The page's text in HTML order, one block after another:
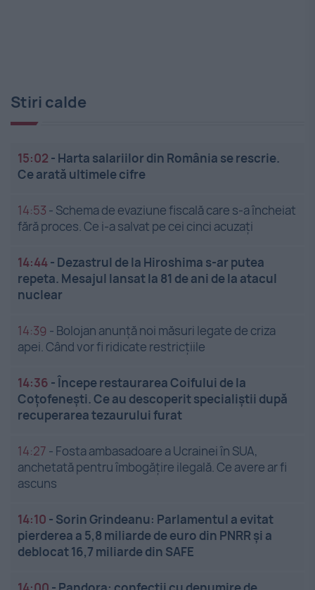
Stiri calde
15:02 - Harta salariilor din România se rescrie.
Ce arată ultimele cifre
14:53 - Schema de evaziune fiscală care s-a încheiat
fără proces. Ce i-a salvat pe cei cinci acuzați
14:44- Dezastrul de la Hiroshima s-ar putea
repeta. Mesajul lansat la 81 de ani de la atacul
nuclear
14:39 - Bolojan anunță noi măsuri legate de criza
apei. Când vor fi ridicate restricțiile
14:36 -Începe restaurarea Coifului de la
Coțofenești. Ce au descoperit specialiștii după
recuperarea tezaurului furat
14:27 - Fosta ambasadoare a Ucrainei în SUA,
anchetată pentru îmbogățire ilegală. Ce avere ar fi
ascuns
14:10 - Sorin Grindeanu: Parlamentul a evitat
pierderea a 5,8 miliarde de euro din PNRR și a
deblocat 16,7 miliarde din SAFE